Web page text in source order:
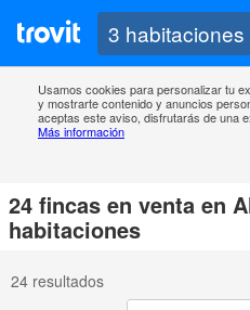
Usamos cookies para personalizar tu
y mostrarte contenido y anuncios
aceptas este aviso, disfrutarás de una
Más información
24 fincas en venta en
habitaciones
24 resultados